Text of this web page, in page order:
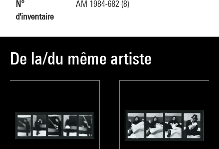
N°
d'inventaire
AM 1984-682 (8)
De la/du même artiste